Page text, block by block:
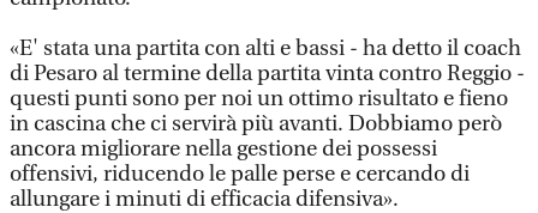
«E' stata una partita con alti e bassi - ha detto il coach
di Pesaro al termine della partita vinta contro Reggio -
questi punti sono per noi un ottimo risultato e fieno
in cascina che ci servirà più avanti. Dobbiamo però
ancora migliorare nella gestione dei possessi
offensivi, riducendo le palle perse e cercando di
allungare i minuti di efficacia difensiva».